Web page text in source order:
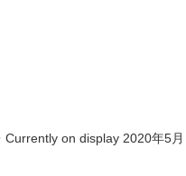
Currently on display 2020年5月